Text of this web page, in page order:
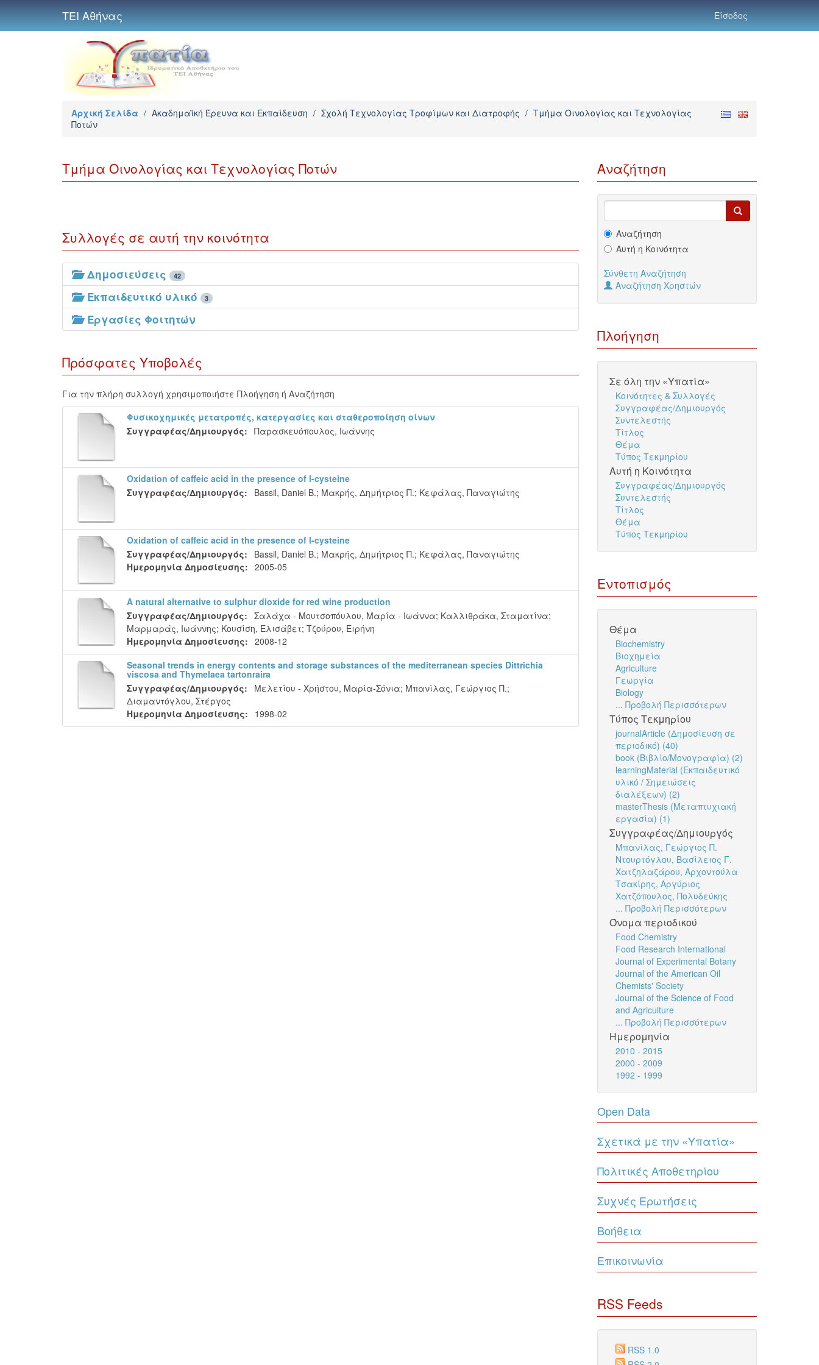
ΤΕΙ Αθήνας Είσοδος
Αρχική Σελίδα / Ακαδημαϊκή Έρευνα και Εκπαίδευση / Σχολή Τεχνολογίας Τροφίμων και Διατροφής / Τμήμα Οινολογίας και Τεχνολογίας
Ποτών
Τμήμα Οινολογίας και Τεχνολογίας Ποτών
Συλλογές σε αυτή την κοινότητα
Δημοσιεύσεις 42
Εκπαιδευτικό υλικό 3
Εργασίες Φοιτητών
Πρόσφατες Υποβολές
Για την πλήρη συλλογή χρησιμοποιήστε Πλοήγηση ή Αναζήτηση
Φυσικοχημικές μετατροπές, κατεργασίες και σταθεροποίηση οίνων
Συγγραφέας/Δημιουργός: Παρασκευόπουλος, Ιωάννης
Oxidation of caffeic acid in the presence of l-cysteine
Συγγραφέας/Δημιουργός:
Bassil, Daniel B.; Μακρής, Δημήτριος Π.; Κεφάλας, Παναγιώτης
Oxidation of caffeic acid in the presence of l-cysteine
Συγγραφέας/Δημιουργός:
Bassil, Daniel B.; Μακρής, Δημήτριος Π.; Κεφάλας, Παναγιώτης
Ημερομηνία Δημοσίευσης: 2005-05
A natural alternative to sulphur dioxide for red wine production
Συγγραφέας/Δημιουργός: Σαλάχα - Μουτσοπόυλου, Μαρία - Ιωάννα; Καλλιθράκα, Σταματίνα;
Μαρμαράς, Ιωάννης; Κουσίση, Ελισάβετ; Τζούρου, Ειρήνη
Ημερομηνία Δημοσίευσης: 2008-12
Seasonal trends in energy contents and storage substances of the mediterranean species Dittrichia
viscosa and Thymelaea tartonraira
Συγγραφέας/Δημιουργός:
Μελετίου - Χρήστου, Μαρία-Σόνια; Μπανίλας, Γεώργιος Π.;
Διαμαντόγλου, Στέργος
Ημερομηνία Δημοσίευσης:
1998-02
Αναζήτηση
Αναζήτηση
Αυτή η Κοινότητα
Σύνθετη Αναζήτηση
Αναζήτηση Χρηστών
Πλοήγηση
Σε όλη την «Υπατία»
Κοινότητες & Συλλογές
Συγγραφέας/Δημιουργός
Συντελεστής
Τίτλος
Θέμα
Τύπος Τεκμηρίου
Αυτή η Κοινότητα
Συγγραφέας/Δημιουργός
Συντελεστής
Τίτλος
Θέμα
Τύπος Τεκμηρίου
Εντοπισμός
Θέμα
Biochemistry
Βιοχημεία
Agriculture
Γεωργία
Biology
... Προβολή Περισσότερων
Τύπος Τεκμηρίου
journalArticle (Δημοσίευση σε
περιοδικό) (40)
book (Βιβλίο/Μονογραφία) (2)
learningMaterial (Εκπαιδευτικό
υλικό / Σημειώσεις
διαλέξεων) (2)
masterThesis (Μεταπτυχιακή
εργασία) (1)
Συγγραφέας/Δημιουργός
Μπανίλας, Γεώργιος Π.
Ντουρτόγλου, Βασίλειος Γ.
Χατζηλαζάρου, Αρχοντούλα
Τσακίρης, Αργύριος
Χατζόπουλος, Πολυδεύκης
... Προβολή Περισσότερων
Όνομα περιοδικού
Food Chemistry
Food Research International
Journal of Experimental Botany
Journal of the American Oil
Chemists' Society
Journal of the Science of Food
and Agriculture
... Προβολή Περισσότερων
Ημερομηνία
2010 - 2015
2000 - 2009
1992 - 1999
Open Data
Σχετικά με την «Υπατία»
Πολιτικές Αποθετηρίου
Συχνές Ερωτήσεις
Βοήθεια
Επικοινωνία
RSS Feeds
RSS 1.0